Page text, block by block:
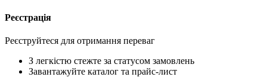
Реєстрація
Реєструйтеся для отримання переваг
З легкістю стежте за статусом замовлень
Завантажуйте каталог та прайс-лист
XLS
EXCEL
(Розн.)